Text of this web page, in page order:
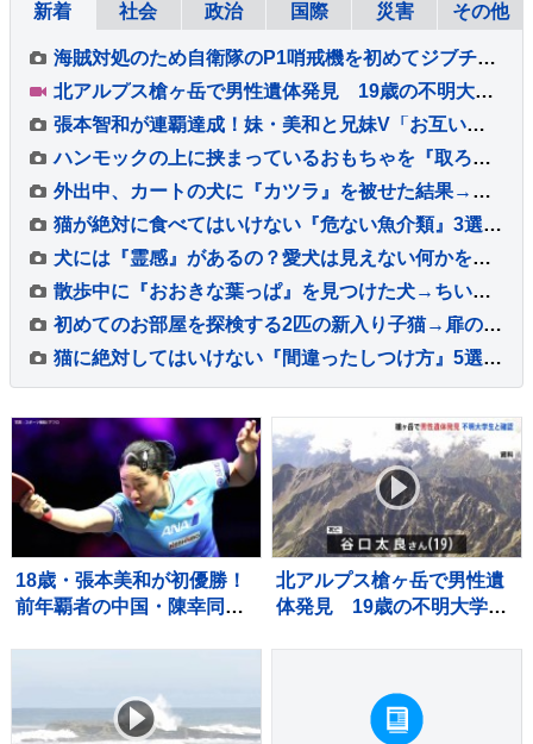
新着 社会 政治 国際 災害 その他
海賊対処のため自衛隊のP1哨戒機を初めてジブチに派遣 小泉防衛大臣が隊員激励
北アルプス槍ヶ岳で男性遺体発見 19歳の不明大学生と確認
張本智和が連覇達成！妹・美和と兄妹V「お互いを信じてやり抜いた結果」韓国のオ・ジュンソンに逆転勝利【WTTチャンピオンズ横浜】
ハンモックの上に挟まっているおもちゃを『取ろうとした猫』…可愛すぎる『動き』が51万再生「しっぽ踏むのかわいいｗ」「酔っ払いすぎｗ」
外出中、カートの犬に『カツラ』を被せた結果→通りすがりの人に『赤ちゃん』と勘違いされて…『思わず納得する光景』とまんざらでもない顔に反響
猫が絶対に食べてはいけない『危ない魚介類』3選 起こりうる健康トラブルや注意が必要な理由を解説
犬には『霊感』があるの？愛犬は見えない何かを感知している？異様な行動の意味まで解説
散歩中に『おおきな葉っぱ』を見つけた犬→ちいさな体で一生懸命に…『誇らしげな光景』が可愛すぎると8万再生「宝物見つけたね」「お土産かな」
初めてのお部屋を探検する2匹の新入り子猫→扉の向こう側にいる『先輩猫たちの様子』を見ると…可愛すぎる光景に「ソワソワｗ」「大冒険だね」
猫に絶対してはいけない『間違ったしつけ方』5選 悪影響を及ぼす理由や正しい教え方を解説
18歳・張本美和が初優勝！
前年覇者の中国・陳幸同に4
浜】
北アルプス槍ヶ岳で男性遺
体発見 19歳の不明大学生